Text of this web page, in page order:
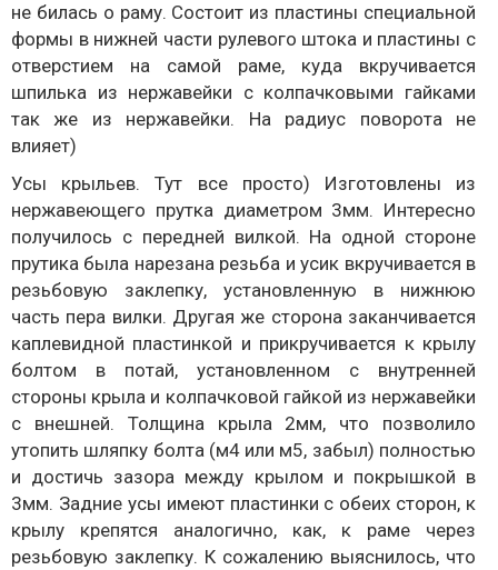
не билась о раму. Состоит из пластины специальной
формы в нижней части рулевого штока и пластины с
отверстием на самой раме, куда вкручивается
шпилька из нержавейки с колпачковыми гайками
так же из нержавейки. На радиус поворота не
влияет)
Усы крыльев. Тут все просто) Изготовлены из
нержавеющего прутка диаметром 3мм. Интересно
получилось с передней вилкой. На одной стороне
прутика была нарезана резьба и усик вкручивается в
резьбовую заклепку, установленную в нижнюю
часть пера вилки. Другая же сторона заканчивается
каплевидной пластинкой и прикручивается к крылу
болтом в потай, установленном с внутренней
стороны крыла и колпачковой гайкой из нержавейки
с внешней. Толщина крыла 2мм, что позволило
утопить шляпку болта (м4 или м5, забыл) полностью
и достичь зазора между крылом и покрышкой в
3мм. Задние усы имеют пластинки с обеих сторон, к
крылу крепятся аналогично, как, к раме через
резьбовую заклепку. К сожалению выяснилось, что